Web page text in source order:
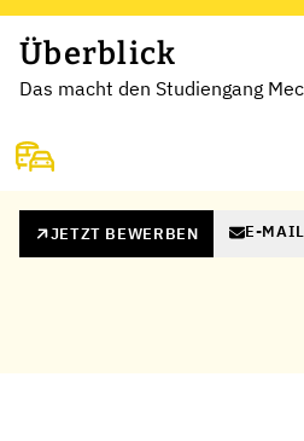
Überblick
Das macht den Studiengang
JETZT BEWERBEN E-